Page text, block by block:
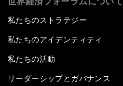
私たちのストラテジー
私たちのアイデンティティ
私たちの活動
リーダーシップとガバナンス